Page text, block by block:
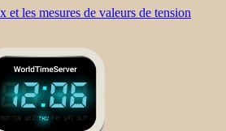
et les mesures de valeurs de tension